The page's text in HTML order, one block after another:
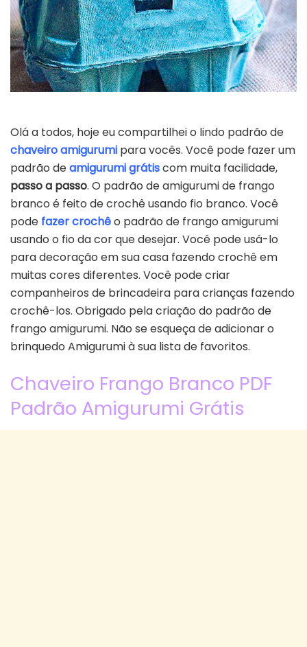
Olá a todos, hoje eu compartilhei o lindo padrão de
chaveiro amigurumi para vocês. Você pode fazer um
padrão deamigurumi grátiscom muita facilidade,
passo a passo. O padrão de amigurumi de frango
branco é feito de crochê usando fio branco. Você
pode fazer crochêo padrão de frango amigurumi
usando o fio da cor que desejar. Você pode usá-lo
para decoração em sua casa fazendo crochê em
muitas cores diferentes. Você pode criar
companheiros de brincadeira para crianças fazendo
crochê-los. Obrigado pela criação do padrão de
frango amigurumi. Não se esqueça de adicionar o
brinquedo Amigurumi à sua lista de favoritos.
Chaveiro Frango Branco PDF
Padrão Amigurumi Grátis